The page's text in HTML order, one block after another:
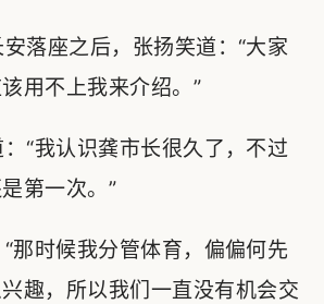
落座之后，张扬笑道：“大家
用不上我来介绍。”
“我认识龚市长很久了，不过
第一次。”
那时候我分管体育，偏偏何先
趣，所以我们一直没有机会交